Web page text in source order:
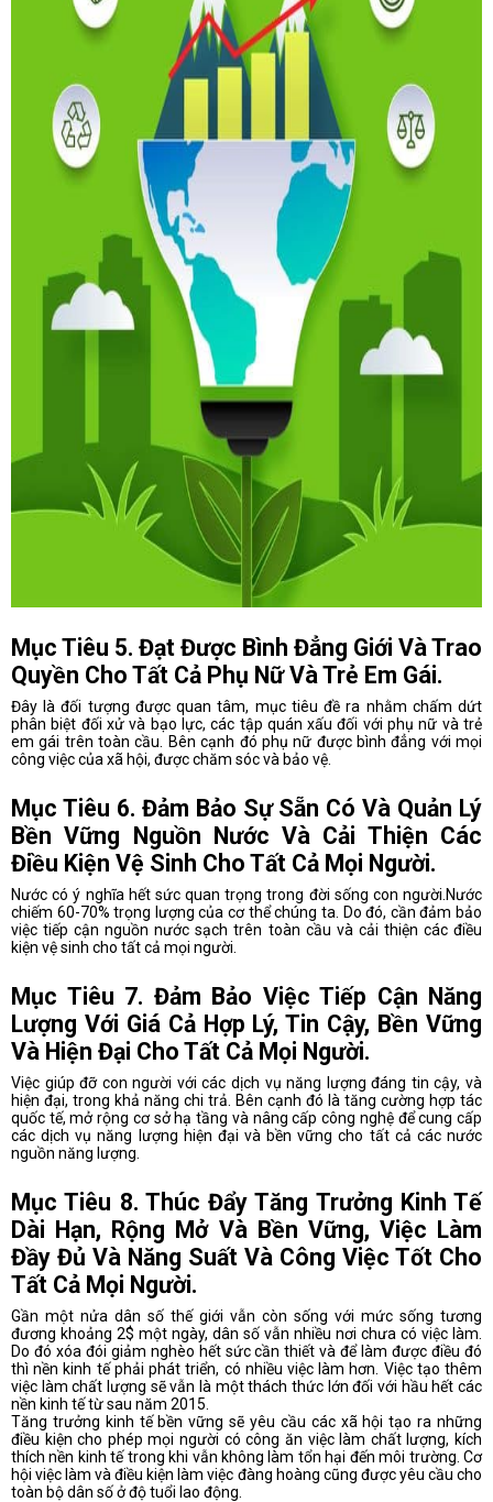
Mục Tiêu 5. Đạt Được Bình Đẳng Giới Và Trao
Quyền Cho Tất Cả Phụ Nữ Và Trẻ Em Gái.
Đây là đối tượng được quan tâm, mục tiêu đề ra nhằm chấm dứt
phân biệt đối xử và bạo lực, các tập quán xấu đối với phụ nữ và trẻ
em gái trên toàn cầu. Bên cạnh đó phụ nữ được bình đẳng với mọi
công việc của xã hội, được chăm sóc và bảo vệ.
Mục Tiêu 6. Đảm Bảo Sự Sẵn Có Và Quản Lý
Bền Vững Nguồn Nước Và Cải Thiện Các
Điều Kiện Vệ Sinh Cho Tất Cả Mọi Người.
Nước có ý nghĩa hết sức quan trọng trong đời sống con người.Nước
chiếm 60-70% trọng lượng của cơ thể chúng ta. Do đó, cần đảm bảo
việc tiếp cận nguồn nước sạch trên toàn cầu và cải thiện các điều
kiện vệ sinh cho tất cả mọi người.
Mục Tiêu 7. Đảm Bảo Việc Tiếp Cận Năng
Lượng Với Giá Cả Hợp Lý, Tin Cậy, Bền Vững
Và Hiện Đại Cho Tất Cả Mọi Người.
Việc giúp đỡ con người với các dịch vụ năng lượng đáng tin cậy, và
hiện đại, trong khả năng chi trả. Bên cạnh đó là tăng cường hợp tác
quốc tế, mở rộng cơ sở hạ tầng và nâng cấp công nghệ để cung cấp
các dịch vụ năng lượng hiện đại và bền vững cho tất cả các nước
nguồn năng lượng.
Mục Tiêu 8. Thúc Đẩy Tăng Trưởng Kinh Tế
Dài Hạn, Rộng Mở Và Bền Vững, Việc Làm
Đầy Đủ Và Năng Suất Và Công Việc Tốt Cho
Tất Cả Mọi Người.
Gần một nửa dân số thế giới vẫn còn sống với mức sống tương
đương khoảng 2$ một ngày, dân số vẫn nhiều nơi chưa có việc làm.
Do đó xóa đói giảm nghèo hết sức cần thiết và để làm được điều đó
thì nền kinh tế phải phát triển, có nhiều việc làm hơn. Việc tạo thêm
việc làm chất lượng sẽ vẫn là một thách thức lớn đối với hầu hết các
nền kinh tế từ sau năm 2015.
Tăng trưởng kinh tế bền vững sẽ yêu cầu các xã hội tạo ra những
điều kiện cho phép mọi người có công ăn việc làm chất lượng, kích
thích nền kinh tế trong khi vẫn không làm tổn hại đến môi trường. Cơ
hội việc làm và điều kiện làm việc đàng hoàng cũng được yêu cầu cho
toàn bộ dân số ở độ tuổi lao động.